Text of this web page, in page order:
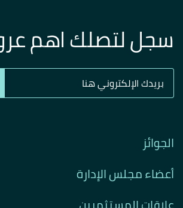
سجل لتصلك اهم
الجوائز
أعضاء مجلس الإدارة